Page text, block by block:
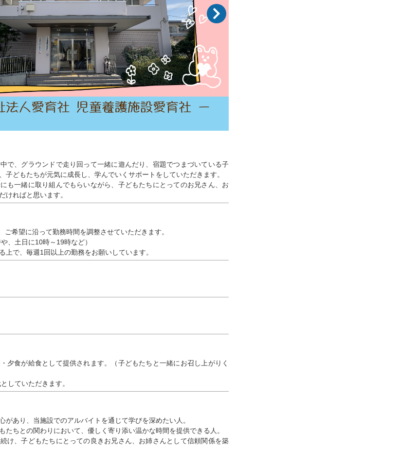
で、グラウンドで走り回って一緒に遊んだり、宿題でつまづいている子
子どもたちが元気に成長し、学んでいくサポートをしていただきます。
も一緒に取り組んでもらいながら、子どもたちにとってのお兄さん、お
ければと思います。
希望に沿って勤務時間を調整させていただきます。
、土日に10時～19時など）
上で、毎週1回以上の勤務をお願いしています。
夕食が給食として提供されます。（子どもたちと一緒にお召し上がりく
していただきます。
があり、当施設でのアルバイトを通じて学びを深めたい人。
たちとの関わりにおいて、優しく寄り添い温かな時間を提供できる人。
け、子どもたちにとっての良きお兄さん、お姉さんとして信頼関係を築